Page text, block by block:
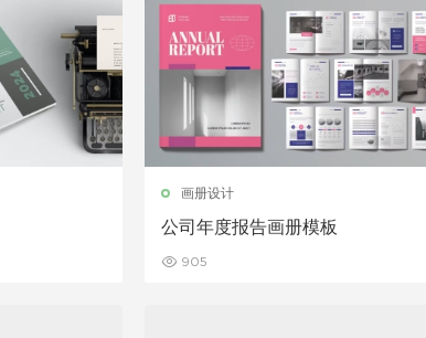
画册设计
公司年度报告画册模板
905